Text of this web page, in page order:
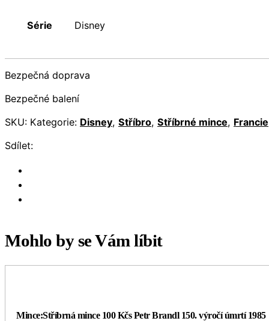
Série Disney
Bezpečná doprava
Bezpečné balení
SKU: Kategorie: Disney, Stříbro, Stříbrné mince, Francie
Sdílet:
Mohlo by se Vám líbit
Mince:Stříbrná mince 100 Kčs Petr Brandl 150. výročí úmrtí 1985